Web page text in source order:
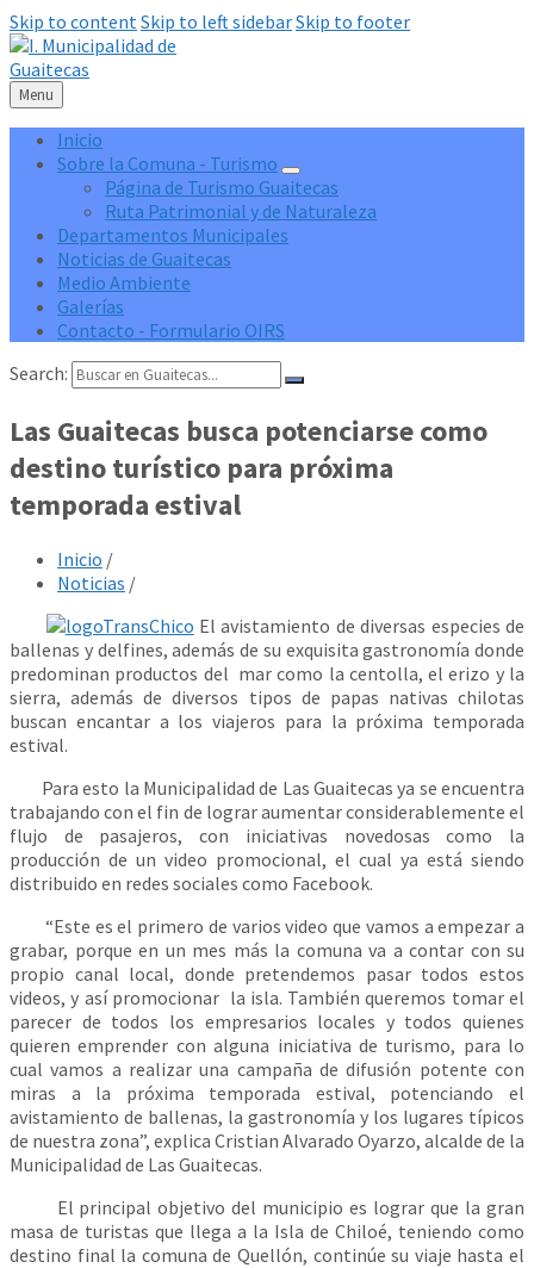
Skip to contentSkip to left sidebarSkip to footer
Menu
Inicio
Sobre la Comuna - Turismo
Página de Turismo Guaitecas
Ruta Patrimonial y de Naturaleza
Departamentos Municipales
Noticias de Guaitecas
Medio Ambiente
Galerías
Contacto - Formulario OIRS
Search:
Las Guaitecas busca potenciarse como
destino turístico para próxima
temporada estival
Inicio /
Noticias /
El avistamiento de diversas especies de
ballenas y delfines, además de su exquisita gastronomía donde
predominan productos del mar como la centolla, el erizo y la
sierra, además de diversos tipos de papas nativas chilotas
buscan encantar a los viajeros para la próxima temporada
estival.
Para esto la Municipalidad de Las Guaitecas ya se encuentra
trabajando con el fin de lograr aumentar considerablemente el
flujo de pasajeros, con iniciativas novedosas como la
producción de un video promocional, el cual ya está siendo
distribuido en redes sociales como Facebook.
“Este es el primero de varios video que vamos a empezar a
grabar, porque en un mes más la comuna va a contar con su
propio canal local, donde pretendemos pasar todos estos
videos, y así promocionar la isla. También queremos tomar el
parecer de todos los empresarios locales y todos quienes
quieren emprender con alguna iniciativa de turismo, para lo
cual vamos a realizar una campaña de difusión potente con
miras a la próxima temporada estival, potenciando el
avistamiento de ballenas, la gastronomía y los lugares típicos
de nuestra zona”, explica Cristian Alvarado Oyarzo, alcalde de la
Municipalidad de Las Guaitecas.
El principal objetivo del municipio es lograr que la gran
masa de turistas que llega a la Isla de Chiloé, teniendo como
destino final la comuna de Quellón, continúe su viaje hasta el